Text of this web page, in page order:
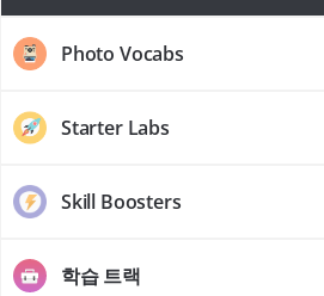
Photo Vocabs
Starter Labs
Skill Boosters
학습 트랙